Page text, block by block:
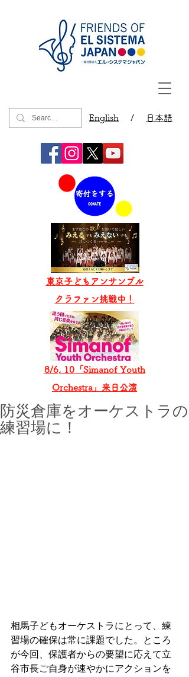
English / 日本語
8/6, 10「Simanof Youth
Orchestra」来日公演
東京子どもアンサンブル
​クラファン挑戦中！
防災倉庫をオーケストラの
練習場に！
相馬子どもオーケストラにとって、練
習場の確保は常に課題でした。ところ
が今回、保護者からの要望に応えて立
谷市長ご自身が速やかにアクションを